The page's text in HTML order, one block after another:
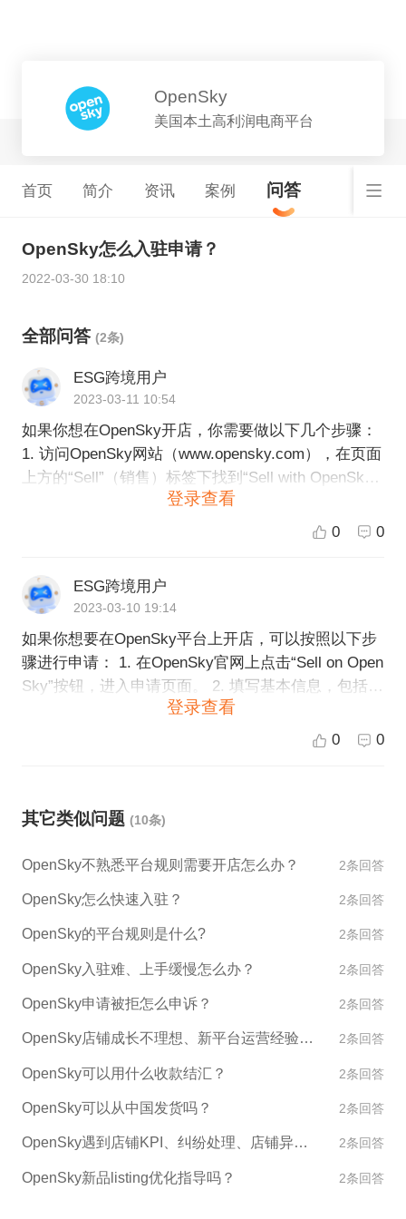
OpenSky
美国本土高利润电商平台
首页 简介 资讯 案例 问答
OpenSky怎么入驻申请？
2022-03-30 18:10
全部问答 (2条)
ESG跨境用户
2023-03-11 10:54
如果你想在OpenSky开店，你需要做以下几个步骤：
1. 访问OpenSky网站（www.opensky.com），在页面
上方的“Sell”（销售）标签下找到“Sell with OpenSky”
（在OpenSky上销售），点击“Apply”（申请）按钮。
2. 创建一个OpenSky账号或使用你现有的账号登录。
商品描述、价格等信息。 4. 提交资料后，OpenSky团
队会对你的资料进行审核，并在7-10个工作日内给予
答复。 5. 审核通过后，你可以在OpenSky上创建你的
店铺，并开始销售商品。你需要上传你的商品信息、
价格、库存等信息以供网站用户浏览和购买。
登录查看
0 0
ESG跨境用户
2023-03-10 19:14
如果你想要在OpenSky平台上开店，可以按照以下步
骤进行申请： 1. 在OpenSky官网上点击“Sell on Open
Sky”按钮，进入申请页面。 2. 填写基本信息，包括店
铺名称、联系方式、电子邮件和国家/地区等。 3. 提
供相关证件和资料，包括营业执照、税务登记证明和
售产品了。 如果你遇到任何问题或者需要帮助，可以
你。另外，如果你需要更多的跨境电商服务，我也推
荐ESG跨境电商，他们能够为你提供全方位的入驻和
登录查看
0 0
其它类似问题 (10条)
OpenSky不熟悉平台规则需要开店怎么办？ 2条回答
OpenSky怎么快速入驻？ 2条回答
OpenSky的平台规则是什么? 2条回答
OpenSky入驻难、上手缓慢怎么办？ 2条回答
OpenSky申请被拒怎么申诉？ 2条回答
OpenSky店铺成长不理想、新平台运营经验不足怎么办？ 2条回答
OpenSky可以用什么收款结汇？ 2条回答
OpenSky可以从中国发货吗？ 2条回答
OpenSky遇到店铺KPI、纠纷处理、店铺异常如何处理？ 2条回答
OpenSky新品listing优化指导吗？ 2条回答